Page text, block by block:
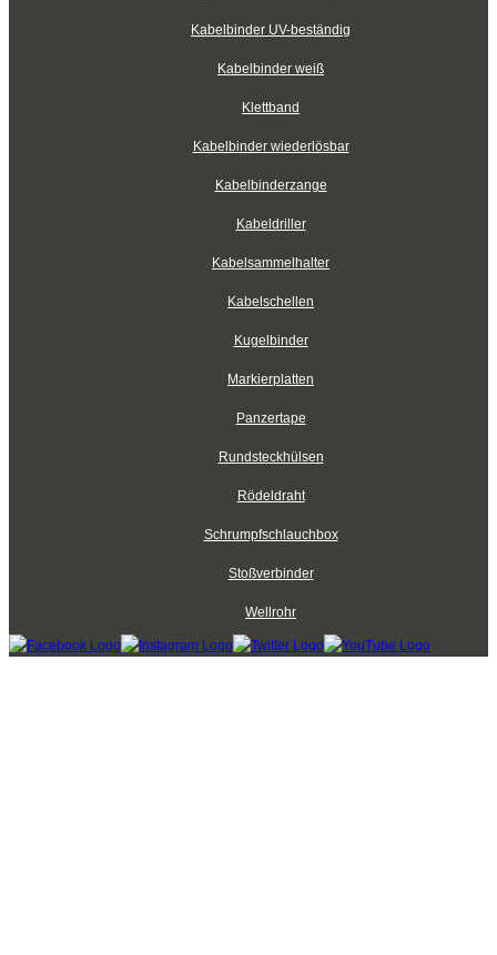
Kabelbinder UV-beständig
Kabelbinder weiß
Klettband
Kabelbinder wiederlösbar
Kabelbinderzange
Kabeldriller
Kabelsammelhalter
Kabelschellen
Kugelbinder
Markierplatten
Panzertape
Rundsteckhülsen
Rödeldraht
Schrumpfschlauchbox
Stoßverbinder
Wellrohr